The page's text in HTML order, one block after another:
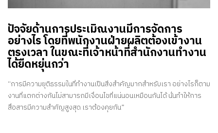
ปัจจัยด้านการประเมิณงานมีการจัดการ
อย่างไร โดยที่พนักงานฝ่ายผลิตต้องเข้างาน
ตรงเวลา ในขณะที่เจ้าหน้าที่สำนักงานทำงาน
ได้ยืดหยุ่นกว่า
“การมีความยุติธรรมในที่ทำงานเป็นสิ่งสำคัญมากสำหรับเรา อย่างไรก็ตาม
งานที่แตกต่างกันไม่สามารถมีเงื่อนไขที่แน่นอนเหมือนกันได้ นั่นทำให้การ
สื่อสารมีความสำคัญสูงสุด เราต้องคุยกัน”